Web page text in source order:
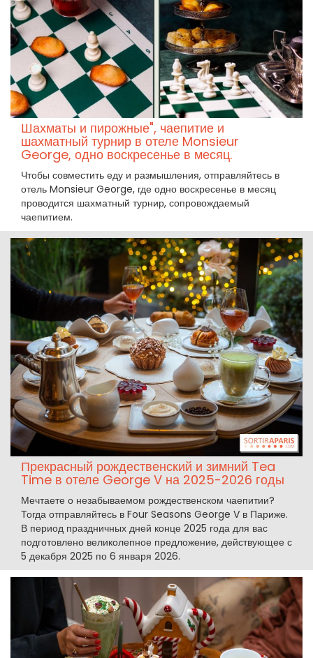
Шахматы и пирожные", чаепитие и
шахматный турнир в отеле Monsieur
George, одно воскресенье в месяц.
Чтобы совместить еду и размышления, отправляйтесь в
отель Monsieur George, где одно воскресенье в месяц
проводится шахматный турнир, сопровождаемый
чаепитием.
Прекрасный рождественский и зимний Tea
Time в отеле George V на 2025-2026 годы
Мечтаете о незабываемом рождественском чаепитии?
Тогда отправляйтесь в Four Seasons George V в Париже.
В период праздничных дней конце 2025 года для вас
подготовлено великолепное предложение, действующее с
5 декабря 2025 по 6 января 2026.